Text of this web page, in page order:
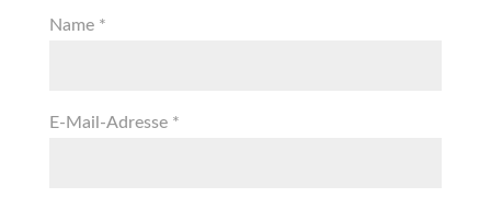
Name *
E-Mail-Adresse *